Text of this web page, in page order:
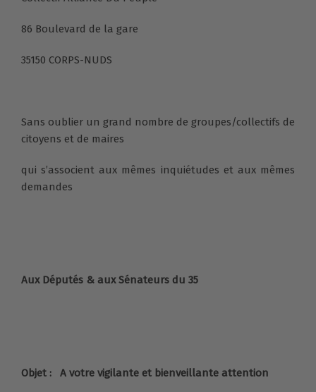
86 Boulevard de la gare
35150 CORPS-NUDS
Sans oublier un grand nombre de groupes/collectifs de
citoyens et de maires
qui s’associent aux mêmes inquiétudes et aux mêmes
demandes
Aux Députés & aux Sénateurs du 35
Objet : A votre vigilante et bienveillante attention